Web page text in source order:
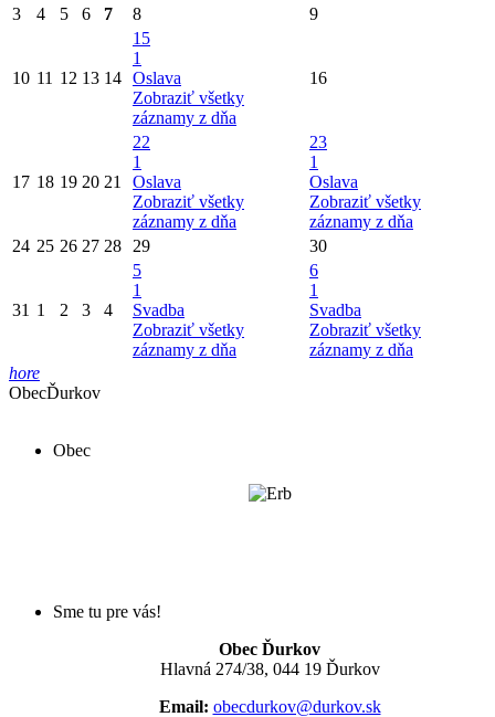
3 4 5 6 7 8 9
10 11 12 13 14
15
1
Oslava
Zobraziť všetky
záznamy z dňa
16
17 18 19 20 21
22
1
Oslava
Zobraziť všetky
záznamy z dňa
23
1
Oslava
Zobraziť všetky
záznamy z dňa
24 25 26 27 28 29 30
31 1 2 3 4
5
1
Svadba
Zobraziť všetky
záznamy z dňa
6
1
Svadba
Zobraziť všetky
záznamy z dňa
hore
ObecĎurkov
Obec
Sme tu pre vás!
Obec Ďurkov
Hlavná 274/38, 044 19 Ďurkov
Email: obecdurkov@durkov.sk